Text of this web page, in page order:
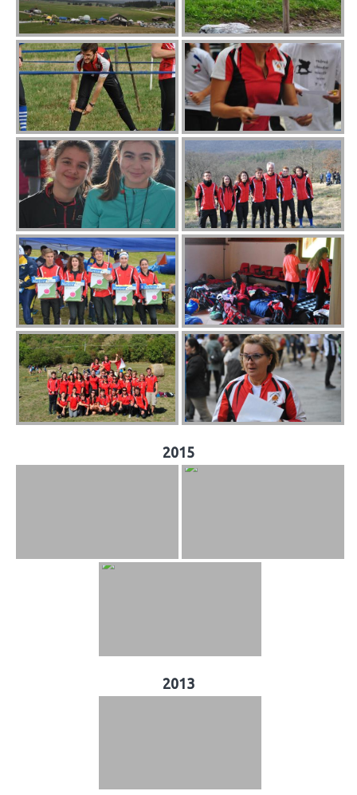
2015
2013